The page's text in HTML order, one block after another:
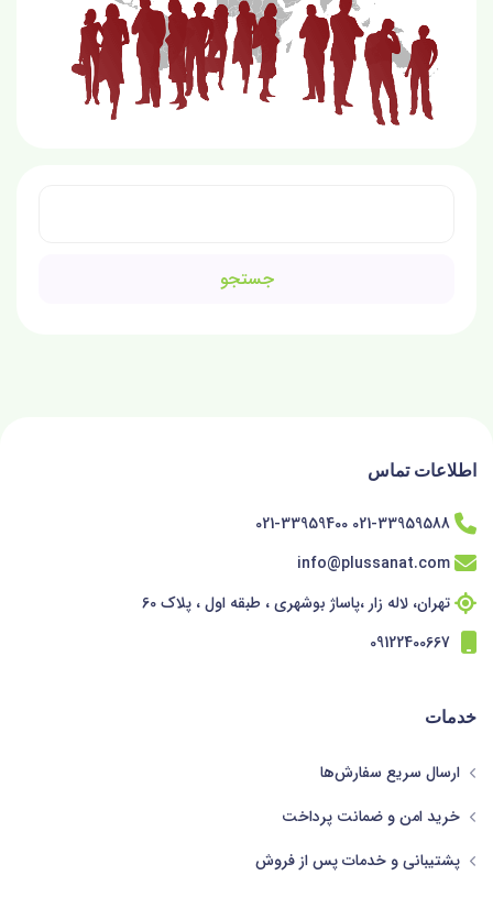
اطلاعات تماس
021-33959588 021-33959400
info@plussanat.com
تهران، لاله زار ،پاساژ بوشهری ، طبقه اول ، پلاک 60
09122400667
خدمات
ارسال سریع سفارش‌ها
خرید امن و ضمانت پرداخت
پشتیبانی و خدمات پس از فروش